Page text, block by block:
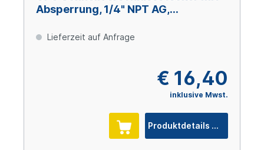
Absperrung, 1/4" NPT AG,
Lieferzeit auf Anfrage
€ 16,40
inklusive Mwst.
Produktdetails